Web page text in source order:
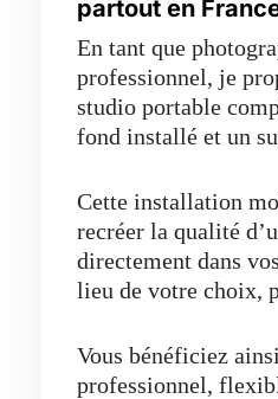
partout en
En tant que
professionnel, je
studio portable
fond installé et un
Cette installation
recréer la qualité
directement dans
lieu de votre choix,
Vous bénéficiez
professionnel,